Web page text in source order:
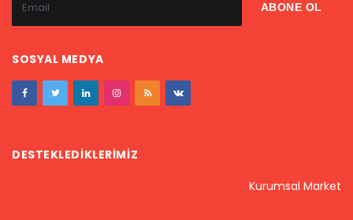
SOSYAL MEDYA
DESTEKLEDIKLERIMIZ
Kurumsal Market